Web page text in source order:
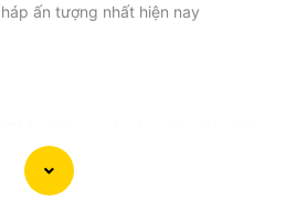
ấn tượng nhất hiện nay
nối xem trực tiếp qua điện
độc đáo hơn của camera có pin